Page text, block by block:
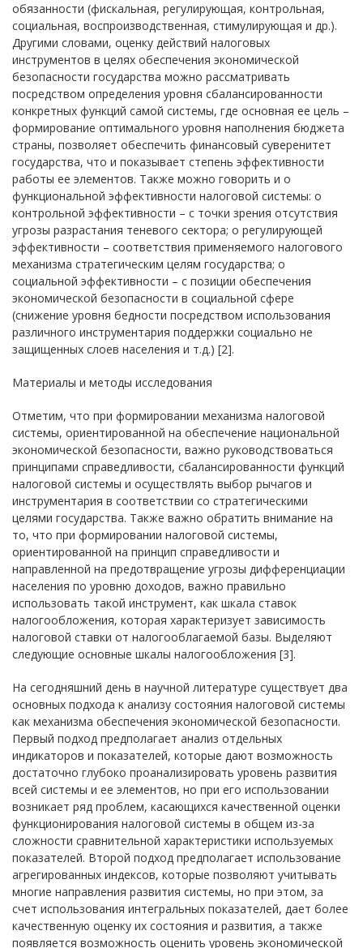
обязанности (фискальная, регулирующая, контрольная,
социальная, воспроизводственная, стимулирующая и др.).
Другими словами, оценку действий налоговых
инструментов в целях обеспечения экономической
безопасности государства можно рассматривать
посредством определения уровня сбалансированности
конкретных функций самой системы, где основная ее цель –
формирование оптимального уровня наполнения бюджета
страны, позволяет обеспечить финансовый суверенитет
государства, что и показывает степень эффективности
работы ее элементов. Также можно говорить и о
функциональной эффективности налоговой системы: о
контрольной эффективности – с точки зрения отсутствия
угрозы разрастания теневого сектора; о регулирующей
эффективности – соответствия применяемого налогового
механизма стратегическим целям государства; о
социальной эффективности – с позиции обеспечения
экономической безопасности в социальной сфере
(снижение уровня бедности посредством использования
различного инструментария поддержки социально не
защищенных слоев населения и т.д.) [2].
Материалы и методы исследования
Отметим, что при формировании механизма налоговой
системы, ориентированной на обеспечение национальной
экономической безопасности, важно руководствоваться
принципами справедливости, сбалансированности функций
налоговой системы и осуществлять выбор рычагов и
инструментария в соответствии со стратегическими
целями государства. Также важно обратить внимание на
то, что при формировании налоговой системы,
ориентированной на принцип справедливости и
направленной на предотвращение угрозы дифференциации
населения по уровню доходов, важно правильно
использовать такой инструмент, как шкала ставок
налогообложения, которая характеризует зависимость
налоговой ставки от налогооблагаемой базы. Выделяют
следующие основные шкалы налогообложения [3].
На сегодняшний день в научной литературе существует два
основных подхода к анализу состояния налоговой системы
как механизма обеспечения экономической безопасности.
Первый подход предполагает анализ отдельных
индикаторов и показателей, которые дают возможность
достаточно глубоко проанализировать уровень развития
всей системы и ее элементов, но при его использовании
возникает ряд проблем, касающихся качественной оценки
функционирования налоговой системы в общем из-за
сложности сравнительной характеристики используемых
показателей. Второй подход предполагает использование
агрегированных индексов, которые позволяют учитывать
многие направления развития системы, но при этом, за
счет использования интегральных показателей, дает более
качественную оценку их состояния и развития, а также
появляется возможность оценить уровень экономической